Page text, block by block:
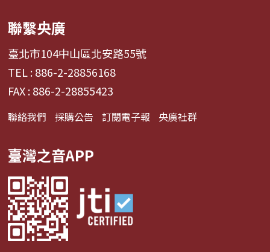
聯繫央廣
臺北市104中山區北安路55號
TEL : 886-2-28856168
FAX : 886-2-28855423
聯絡我們 採購公告 訂閱電子報 央廣社群
臺灣之音APP